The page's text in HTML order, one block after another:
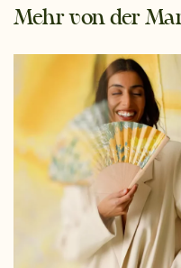
Mehr von der